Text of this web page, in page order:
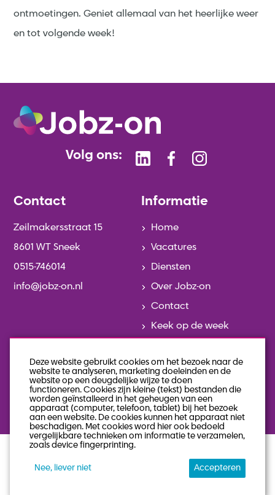
ontmoetingen. Geniet allemaal van het heerlijke weer
en tot volgende week!
Volg ons:
Contact
Zeilmakersstraat 15
8601 WT Sneek
0515-746014
info@jobz-on.nl
Informatie
Home
Vacatures
Diensten
Over Jobz-on
Contact
Keek op de week
Team
Geschiedenis
Veelgestelde vragen
privacy statement
algemene voorwaarden
Deze website gebruikt cookies om het bezoek naar de
website te analyseren, marketing doeleinden en de
website op een deugdelijke wijze te doen
functioneren. Cookies zijn kleine (tekst) bestanden die
worden geïnstalleerd in het geheugen van een
apparaat (computer, telefoon, tablet) bij het bezoek
aan een website. De cookies kunnen het apparaat niet
beschadigen. Met cookies word hier ook bedoeld
vergelijkbare technieken om informatie te verzamelen,
zoals device fingerprinting.
Nee, liever niet Accepteren